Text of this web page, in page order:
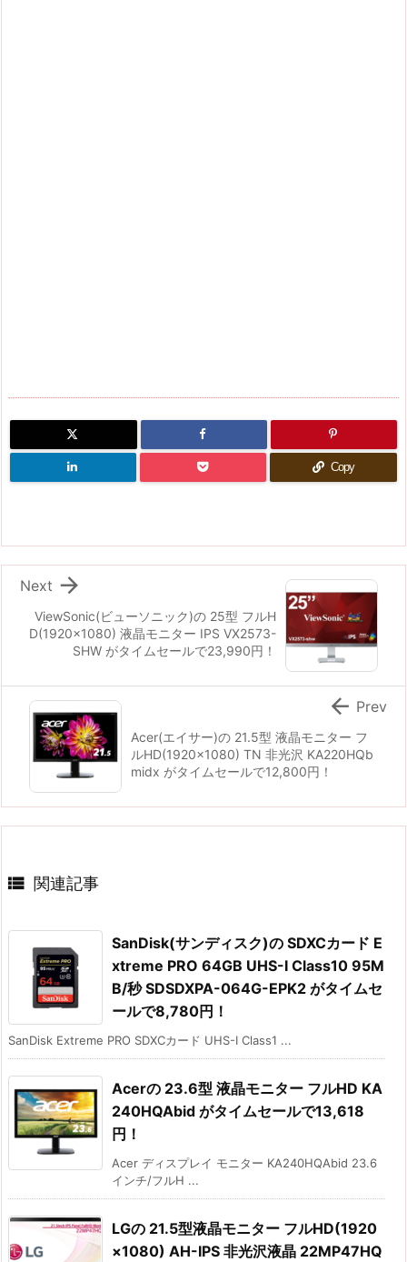
Copy
ViewSonic(ビューソニック)の 25型 フルH
D(1920x1080) 液晶モニター IPS VX2573-
SHW がタイムセールで23,990円！

Next
Acer(エイサー)の 21.5型 液晶モニター フ
ルHD(1920x1080) TN 非光沢 KA220HQb
midx がタイムセールで12,800円！
 Prev
 関連記事
SanDisk(サンディスク)の SDXCカード E
xtreme PRO 64GB UHS-I Class10 95M
B/秒 SDSDXPA-064G-EPK2 がタイムセ
ールで8,780円！
SanDisk Extreme PRO SDXCカード UHS-I Class1 ...
Acerの 23.6型 液晶モニター フルHD KA
240HQAbid がタイムセールで13,618
円！
Acer ディスプレイ モニター KA240HQAbid 23.6
インチ/フルH ...
LGの 21.5型液晶モニター フルHD(1920
×1080) AH-IPS 非光沢液晶 22MP47HQ